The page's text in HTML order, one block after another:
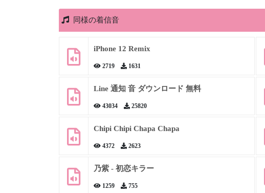
同様の着信音
iPhone 12 Remix
2719 1631
Line 通知 音 ダウンロード 無料
43034 25820
Chipi Chipi Chapa Chapa
4372 2623
乃紫 - 初恋キラー
1259 755